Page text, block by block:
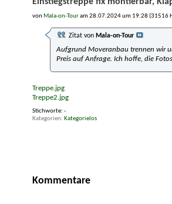
von Mala-on-Touram 28.07.2024 um 19:28 (31516
Zitat von Mala-on-Tour
Aufgrund Moveranbau trennen wir
Preis auf Anfrage. Ich hoffe, die
Treppe.jpg
Treppe2.jpg
Stichworte: -
Kategorien
Kategorielos
Kommentare